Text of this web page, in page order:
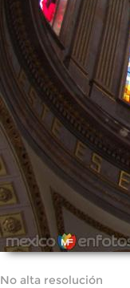
No alta resolución